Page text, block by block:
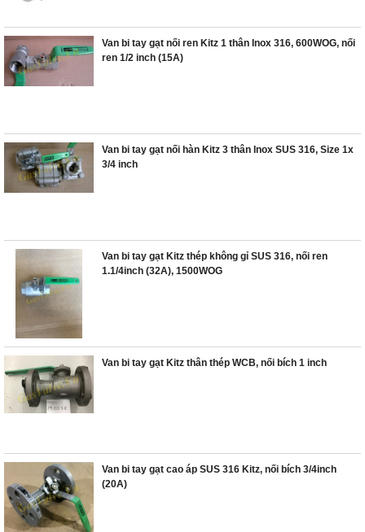
Van bi tay gạt nối ren Kitz 1 thân Inox 316, 600WOG, nối
ren 1/2 inch (15A)
Van bi tay gạt nối hàn Kitz 3 thân Inox SUS 316, Size 1x
3/4 inch
Van bi tay gạt Kitz thép không gỉ SUS 316, nối ren
1.1/4inch (32A), 1500WOG
Van bi tay gạt Kitz thân thép WCB, nối bích 1 inch
Van bi tay gạt cao áp SUS 316 Kitz, nối bích 3/4inch
(20A)